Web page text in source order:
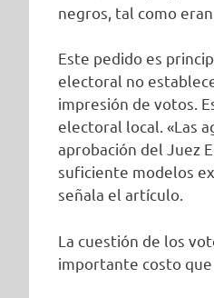
negros, tal como
Este pedido es
electoral no
impresión de votos.
electoral local. «Las
aprobación del Juez
suficiente modelos
señala el artículo.
La cuestión de los
importante costo